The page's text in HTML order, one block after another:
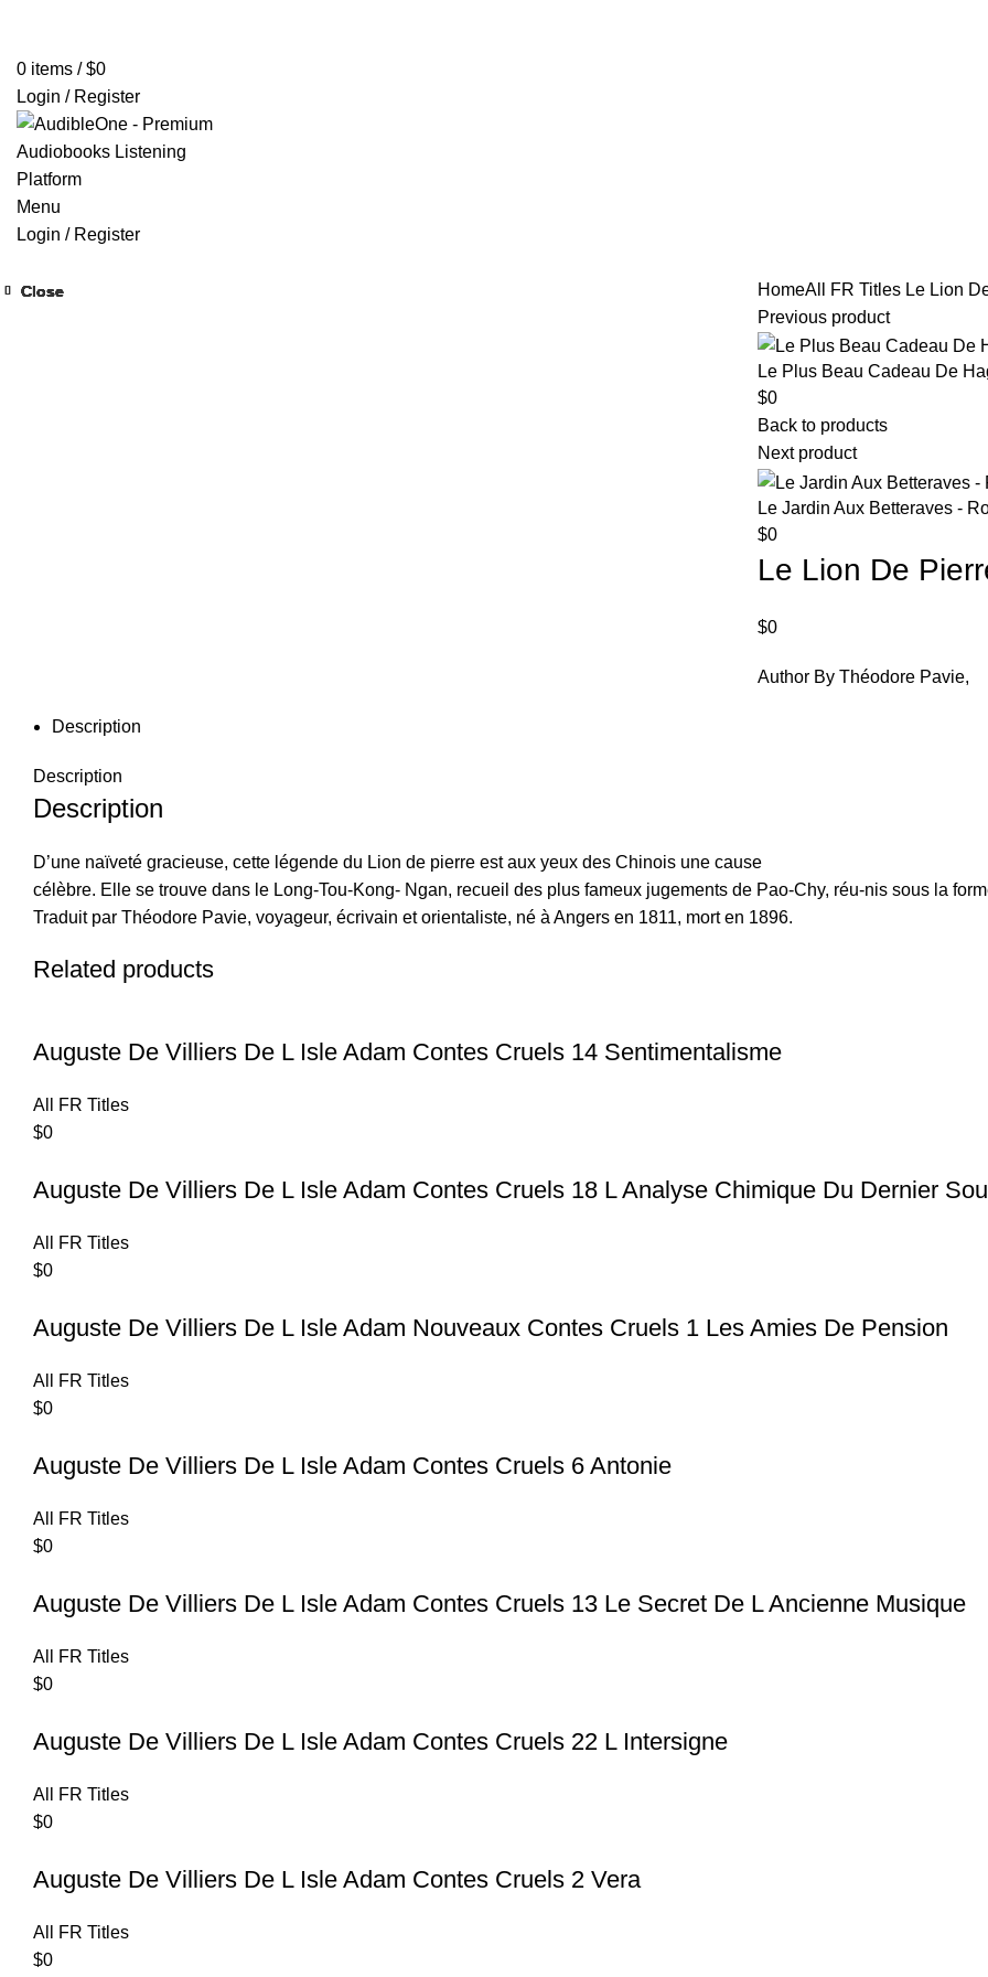
0 items / $0
Login / Register
Menu
Login / Register
HomeAll FR Titles Le Lion
Previous product
Le Plus Beau Cadeau De
$0
Back to products
Next product
Le Jardin Aux Betteraves -
$0
Le Lion De
$0
Author By Théodore Pavie,
Description
Description
Description
D’une naïveté gracieuse, cette légende du Lion de pierre est aux yeux des Chinois une cause
célèbre. Elle se trouve dans le Long-Tou-Kong- Ngan, recueil des plus fameux jugements de Pao-Chy, réu-nis sous la
Traduit par Théodore Pavie, voyageur, écrivain et orientaliste, né à Angers en 1811, mort en 1896.
Related products
Close
Auguste De Villiers De L Isle Adam Contes Cruels 14 Sentimentalisme
All FR Titles
$0
Close
Auguste De Villiers De L Isle Adam Contes Cruels 18 L Analyse Chimique Du Dernier
All FR Titles
$0
Close
Auguste De Villiers De L Isle Adam Nouveaux Contes Cruels 1 Les Amies De Pension
All FR Titles
$0
Close
Auguste De Villiers De L Isle Adam Contes Cruels 6 Antonie
All FR Titles
$0
Close
Auguste De Villiers De L Isle Adam Contes Cruels 13 Le Secret De L Ancienne Musique
All FR Titles
$0
Close
Auguste De Villiers De L Isle Adam Contes Cruels 22 L Intersigne
All FR Titles
$0
Close
Auguste De Villiers De L Isle Adam Contes Cruels 2 Vera
All FR Titles
$0
Close